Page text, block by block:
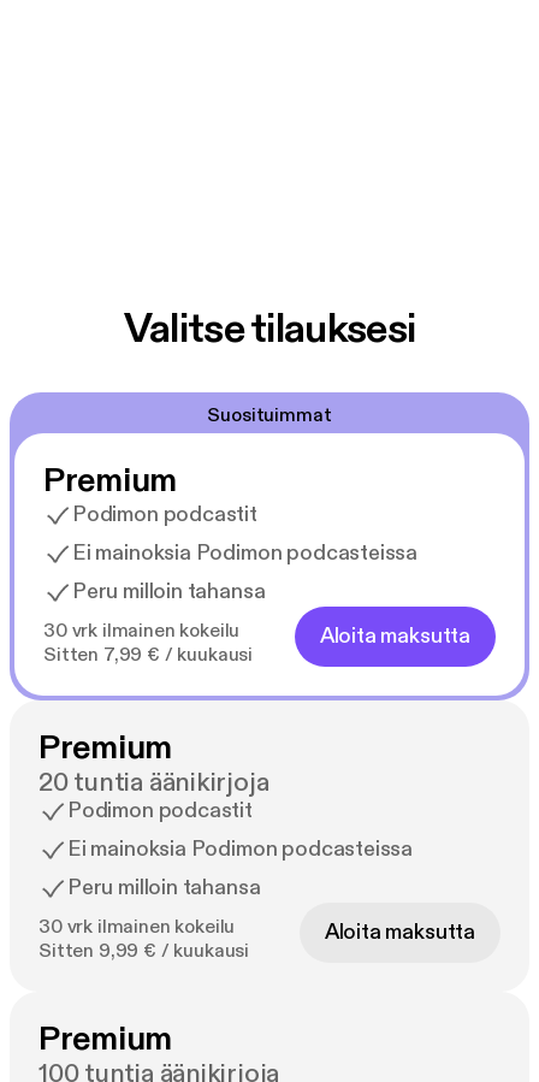
Valitse tilauksesi
Suosituimmat
Premium
Podimon podcastit
Ei mainoksia Podimon podcasteissa
Peru milloin tahansa
30 vrk ilmainen kokeilu
Sitten 7,99 € / kuukausi
Aloita maksutta
Premium
20 tuntia äänikirjoja
Podimon podcastit
Ei mainoksia Podimon podcasteissa
Peru milloin tahansa
30 vrk ilmainen kokeilu
Sitten 9,99 € / kuukausi
Aloita maksutta
Premium
100 tuntia äänikirjoja